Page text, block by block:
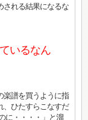
される結果になるな
いるなん
楽譜を買うように指
、ひたすらこなすだ
に・・・・」と溜